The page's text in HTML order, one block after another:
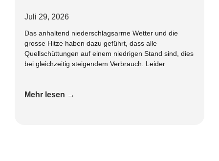
Juli 29, 2026
Das anhaltend niederschlagsarme Wetter und die
grosse Hitze haben dazu geführt, dass alle
Quellschüttungen auf einem niedrigen Stand sind, dies
bei gleichzeitig steigendem Verbrauch. Leider
Mehr lesen →